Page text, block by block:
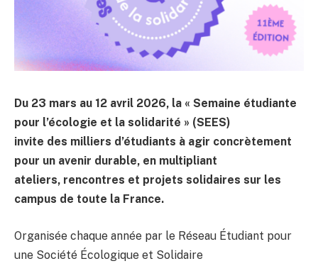
Du 23 mars au 12 avril 2026, la « Semaine étudiante
pour l’écologie et la solidarité » (SEES)
invite des milliers d’étudiants à agir concrètement
pour un avenir durable, en multipliant
ateliers, rencontres et projets solidaires sur les
campus de toute la France.
Organisée chaque année par le Réseau Étudiant pour
une Société Écologique et Solidaire